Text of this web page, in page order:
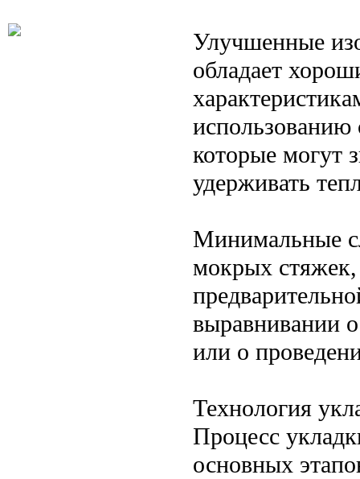
Улучшенные
обладает
которые могут
удерживать
Минимальные
мокрых стяжек,
выравнивании
или о
Технология
Процесс
основных